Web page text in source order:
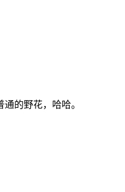
的野花，哈哈。